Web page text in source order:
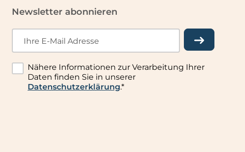
Newsletter abonnieren
Ihre E-Mail Adresse
Nähere Informationen zur Verarbeitung Ihrer
Daten finden Sie in unserer
Datenschutzerklärung.*